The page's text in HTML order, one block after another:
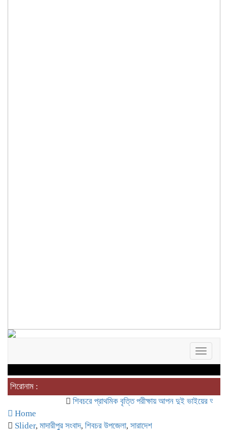
Toggle
শিরোনাম :
শিবচরে প্রাথমিক বৃত্তি পরীক্ষায় আপন দুই ভাইয়ের অনন্য সাফল্য
Home
Slider, মাদারীপুর সংবাদ, শিবচর উপজেলা, সারাদেশ